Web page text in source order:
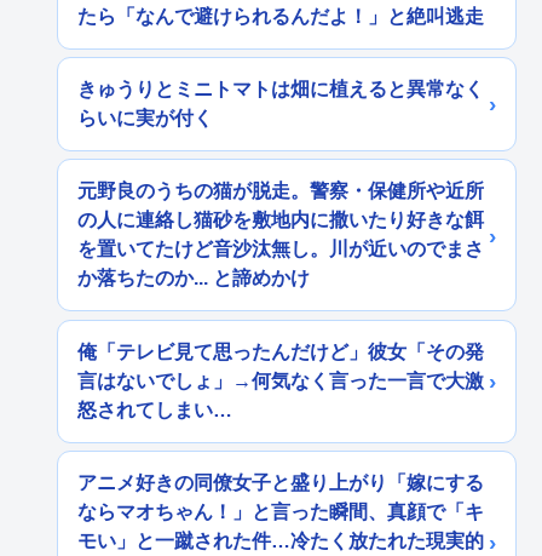
たら「なんで避けられるんだよ！」と絶叫逃走
きゅうりとミニトマトは畑に植えると異常なく
らいに実が付く
元野良のうちの猫が脱走。警察・保健所や近所
の人に連絡し猫砂を敷地内に撒いたり好きな餌
を置いてたけど音沙汰無し。川が近いのでまさ
か落ちたのか... と諦めかけ
俺「テレビ見て思ったんだけど」彼女「その発
言はないでしょ」→何気なく言った一言で大激
怒されてしまい…
アニメ好きの同僚女子と盛り上がり「嫁にする
ならマオちゃん！」と言った瞬間、真顔で「キ
モい」と一蹴された件…冷たく放たれた現実的